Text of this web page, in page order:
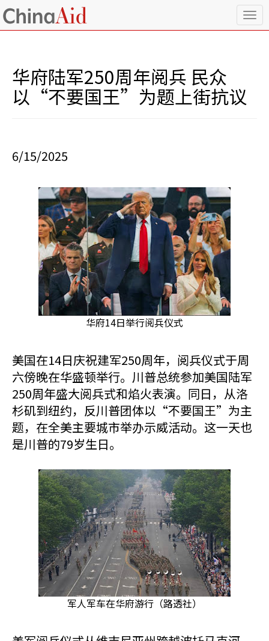
T
o
华府陆军250周年阅兵 民众
以“不要国王”为题上街抗议
6/15/2025
华府14日举行阅兵仪式
美国在14日庆祝建军250周年， 阅兵仪式于周
六傍晚在华盛顿举行。川普总统参加美国陆军
250周年盛大阅兵式和焰火表演。同日，从洛
杉矶到纽约，反川普团体以“不要国王”为主
题，在全美主要城市举办示威活动。这一天也
是川普的79岁生日。
军人军车在华府游行 （路透社）